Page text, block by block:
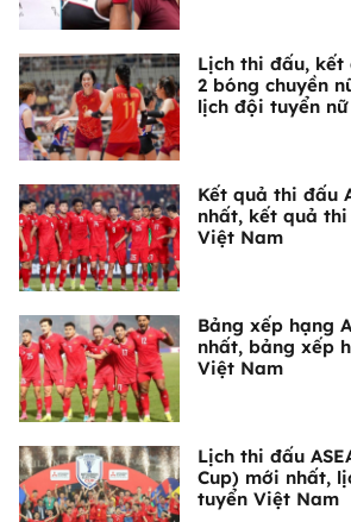
Lịch thi đấu, kết
2 bóng chuyền
lịch đội tuyển
Kết quả thi đấu
nhất, kết quả
Việt Nam
Bảng xếp hạng
nhất, bảng xếp
Việt Nam
Lịch thi đấu
Cup) mới nhất,
tuyển Việt Nam